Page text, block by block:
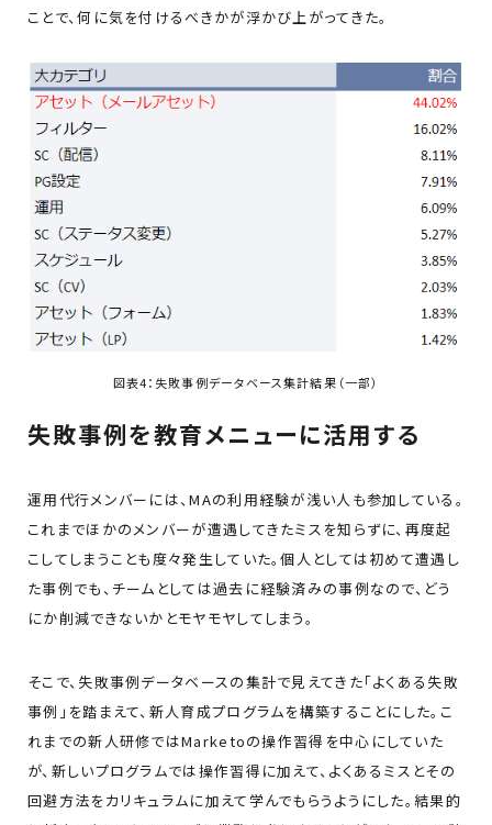
ことで、何に気を付けるべきかが浮かび上がってきた。
図表4：失敗事例データベース集計結果（一部）
失敗事例を教育メニューに活用する
運用代行メンバーには、MAの利用経験が浅い人も参加している。
これまでほかのメンバーが遭遇してきたミスを知らずに、再度起
こしてしまうことも度々発生していた。個人としては初めて遭遇し
た事例でも、チームとしては過去に経験済みの事例なので、どう
にか削減できないかとモヤモヤしてしまう。
そこで、失敗事例データベースの集計で見えてきた「よくある失敗
事例」を踏まえて、新人育成プログラムを構築することにした。こ
れまでの新人研修ではMarketoの操作習得を中心にしていた
が、新しいプログラムでは操作習得に加えて、よくあるミスとその
回避方法をカリキュラムに加えて学んでもらうようにした。結果的